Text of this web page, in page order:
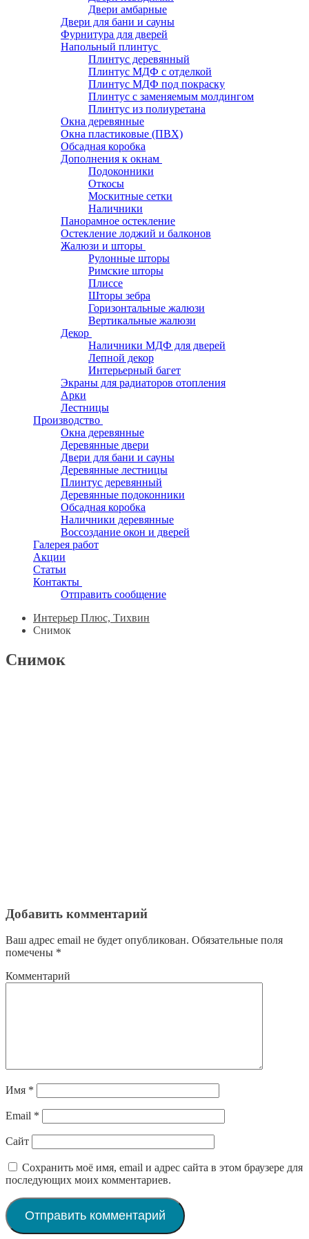
Двери амбарные
Двери для бани и сауны
Фурнитура для дверей
Напольный плинтус
Плинтус деревянный
Плинтус МДФ с отделкой
Плинтус МДФ под покраску
Плинтус с заменяемым молдингом
Плинтус из полиуретана
Окна деревянные
Окна пластиковые (ПВХ)
Обсадная коробка
Дополнения к окнам
Подоконники
Откосы
Москитные сетки
Наличники
Панорамное остекление
Остекление лоджий и балконов
Жалюзи и шторы
Рулонные шторы
Римские шторы
Плиссе
Шторы зебра
Горизонтальные жалюзи
Вертикальные жалюзи
Декор
Наличники МДФ для дверей
Лепной декор
Интерьерный багет
Экраны для радиаторов отопления
Арки
Лестницы
Производство
Окна деревянные
Деревянные двери
Двери для бани и сауны
Деревянные лестницы
Плинтус деревянный
Деревянные подоконники
Обсадная коробка
Наличники деревянные
Воссоздание окон и дверей
Галерея работ
Акции
Статьи
Контакты
Отправить сообщение
Интерьер Плюс, Тихвин
Снимок
Снимок
Добавить комментарий
Ваш адрес email не будет опубликован. Обязательные поля
помечены *
Комментарий
Имя *
Email *
Сайт
Сохранить моё имя, email и адрес сайта в этом браузере для
последующих моих комментариев.